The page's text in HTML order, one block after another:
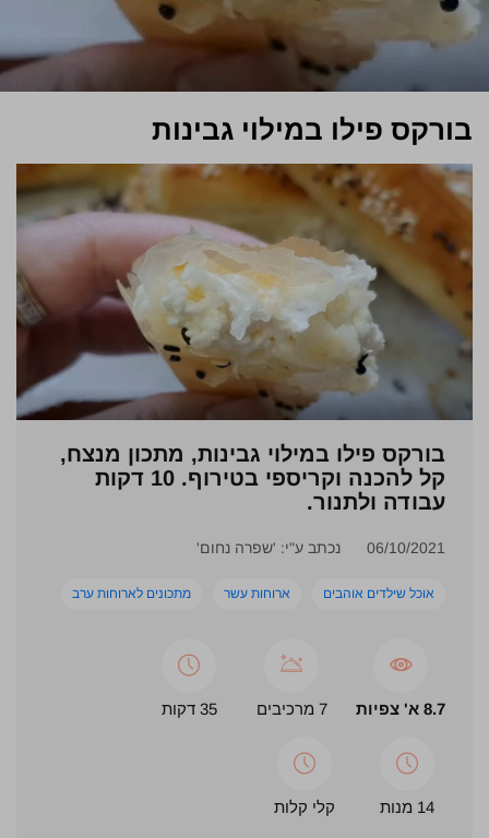
בורקס פילו במילוי גבינות
בורקס פילו במילוי גבינות, מתכון מנצח,
קל להכנה וקריספי בטירוף. 10 דקות
עבודה ולתנור.
06/10/2021 נכתב ע"י: 'שפרה נחום'
אוכל שילדים אוהבים ארוחות עשר מתכונים לארוחות ערב
8.7 א' צפיות 7 מרכיבים 35 דקות
14 מנות קלי קלות